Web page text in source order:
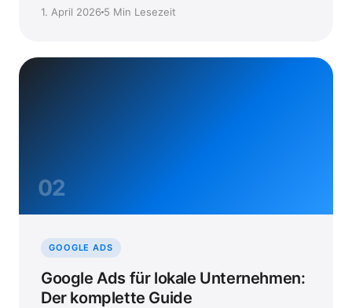
Produkt ist.
1. April 2026 5 Min Lesezeit
02
GOOGLE ADS
Google Ads für lokale Unternehmen:
Der komplette Guide